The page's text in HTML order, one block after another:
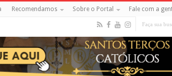
Recomendamos Sobre o Portal Fale com a